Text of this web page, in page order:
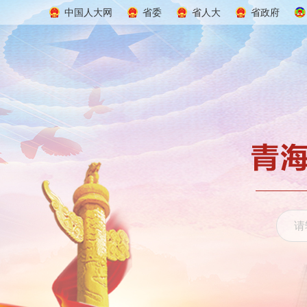
中国人大网 省委 省人大 省政府